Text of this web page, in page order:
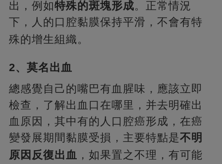
出，例如特殊的斑塊形成。正常情況
下，人的口腔黏膜保持平滑，不會有特
殊的增生組織。
2、莫名出血
總感覺自己的嘴巴有血腥味，應該立即
檢查，了解出血口在哪里，并去明確出
血原因，其中有的人口腔癌形成，在癌
變發展期間黏膜受損，主要特點是不明
原因反復出血 ，如果置之不理，有可能